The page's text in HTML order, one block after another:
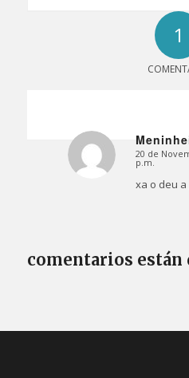
1
Dice:
20 de
p.m.
xa o deu a
comentarios están